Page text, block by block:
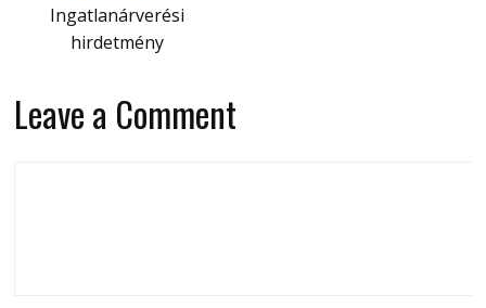
Ingatlanárverési
hirdetmény
Leave a Comment